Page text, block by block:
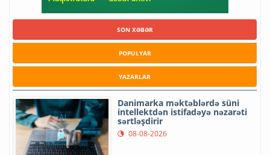
SON XƏBƏR
POPULYAR
YAZARLAR
Danimarka məktəblərdə süni
intellektdən istifadəyə nəzarəti
sərtləşdirir
08-08-2026